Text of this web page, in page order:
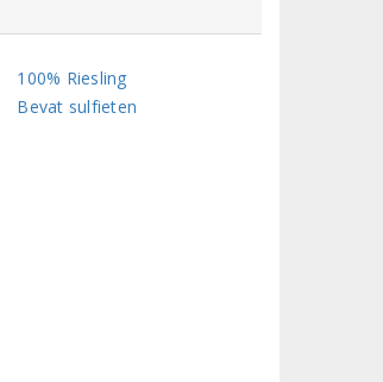
100% Riesling
Bevat sulfieten